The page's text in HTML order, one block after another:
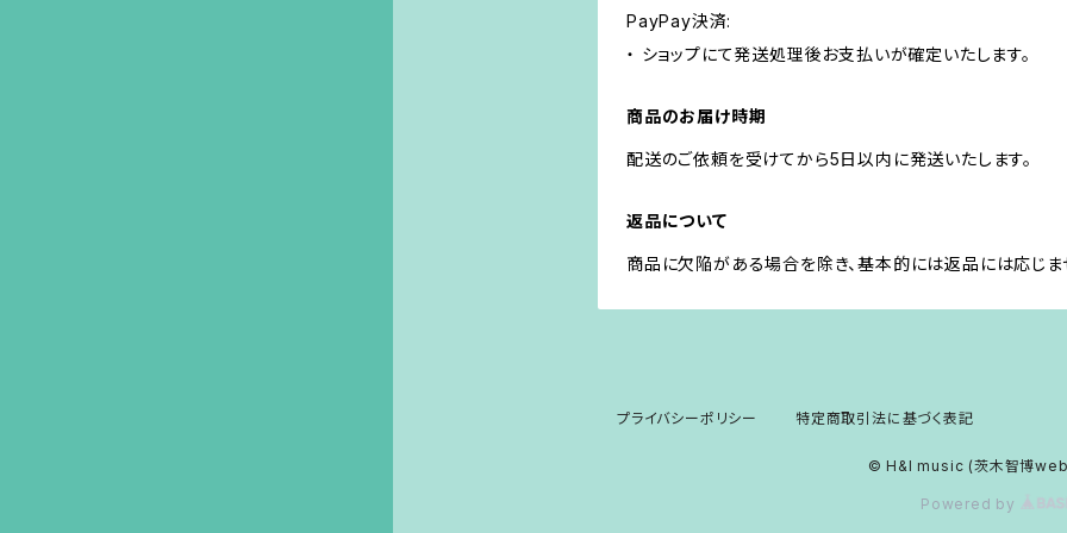
PayPay決済:
・ ショップにて発送処理後お支払いが確定いたします。
商品のお届け時期
配送のご依頼を受けてから5日以内に発送いたします。
返品について
商品に欠陥がある場合を除き、基本的には返品には応じま
プライバシーポリシー 特定商取引法に基づく表記
© H&I music (茨木智博web
Powered by